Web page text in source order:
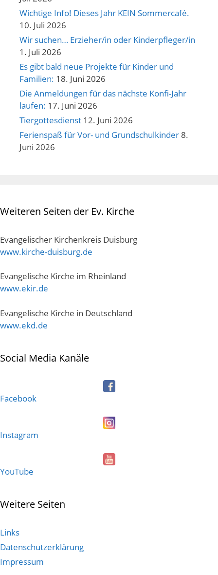
Wichtige Info! Dieses Jahr KEIN Sommercafé.
10. Juli 2026
Wir suchen… Erzieher/in oder Kinderpfleger/in
1. Juli 2026
Es gibt bald neue Projekte für Kinder und
Familien: 18. Juni 2026
Die Anmeldungen für das nächste Konfi-Jahr
laufen: 17. Juni 2026
Tiergottesdienst 12. Juni 2026
Ferienspaß für Vor- und Grundschulkinder 8.
Juni 2026
Weiteren Seiten der Ev. Kirche
Evangelischer Kirchenkreis Duisburg
www.kirche-duisburg.de
Evangelische Kirche im Rheinland
www.ekir.de
Evangelische Kirche in Deutschland
www.ekd.de
Social Media Kanäle
Facebook
Instagram
YouTube
Weitere Seiten
Links
Datenschutzerklärung
Impressum